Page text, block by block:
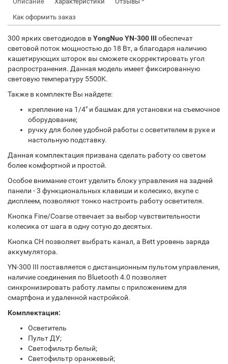
Как оформить заказ
300 ярких светодиодов вYongNuo YN-300 III обеспечат
световой поток мощностью до 18 Вт, а благодаря наличию
кашетирующих шторок вы сможете скорректировать угол
распространения. Данная модель имеет фиксированную
световую температуру 5500K.
Также в комплекте Вы найдете:
крепление на 1/4" и башмак для установки на съемочное
оборудование;
ручку для более удобной работы с осветителем в руке и
настольную подставку.
Данная комплектация призвана сделать работу со светом
более комфортной и простой.
Особое внимание стоит уделить блоку управления на задней
панели - 3 функциональных клавиши и колесико, вкупе с
дисплеем, позволяют тонко настроить работу осветителя.
Кнопка Fine/Coarse отвечает за выбор чувствительности
колесика от шага в одну сотую до десятых.
Кнопка CH позволяет выбрать канал, а Bett уровень заряда
аккумулятора.
YN-300 III поставляется с дистанционным пультом управления,
наличие соединения по Bluetooth 4.0 позволяет
синхронизировать работу лампы с приложением для
смартфона и удаленной настройкой.
Комплектация:
Осветитель
Пульт ДУ;
Светофильтр белый;
Светофильтр оранжевый;